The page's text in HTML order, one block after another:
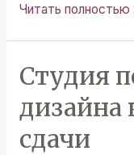
Общение
Читать полностью
Студия
дизайна
сдачи